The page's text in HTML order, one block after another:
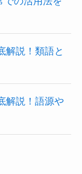
解説！類語と
解説！語源や